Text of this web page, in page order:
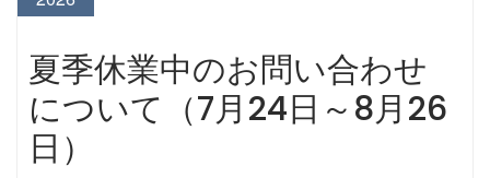
夏季休業中のお問い合わせ
について（7月24日～8月26
日）